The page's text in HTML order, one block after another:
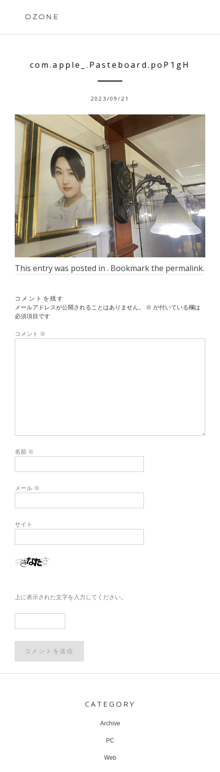
DZONE
com.apple_.Pasteboard.poP1gH
2023/09/21
This entry was posted in . Bookmark the permalink.
コメントを残す
メールアドレスが公開されることはありません。
※ が付いている欄は
必須項目です
コメント ※
名前 ※
メール ※
サイト
上に表示された文字を入力してください。
CATEGORY
Archive
PC
Web